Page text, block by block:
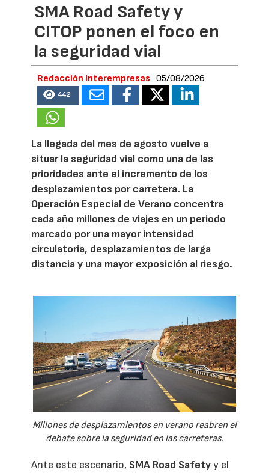
SMA Road Safety y
CITOP ponen el foco en
la seguridad vial
Redacción Interempresas 05/08/2026
442
La llegada del mes de agosto vuelve a
situar la seguridad vial como una de las
prioridades ante el incremento de los
desplazamientos por carretera. La
Operación Especial de Verano concentra
cada año millones de viajes en un periodo
marcado por una mayor intensidad
circulatoria, desplazamientos de larga
distancia y una mayor exposición al riesgo.
Millones de desplazamientos en verano reabren el
debate sobre la seguridad en las carreteras.
Ante este escenario, SMA Road Safetyy el